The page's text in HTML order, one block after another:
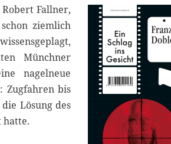
Fallner,
ziemlich
Münchner
nagelneue
Zugfahren bis
Lösung des
hatte.